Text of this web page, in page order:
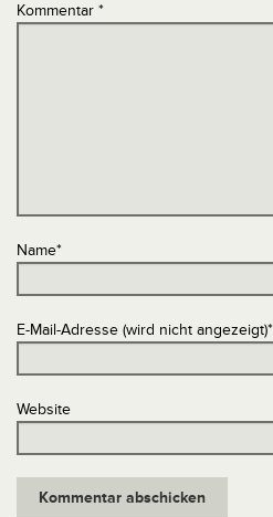
Kommentar *
Name*
E-Mail-Adresse (wird nicht angezeigt)*
Website